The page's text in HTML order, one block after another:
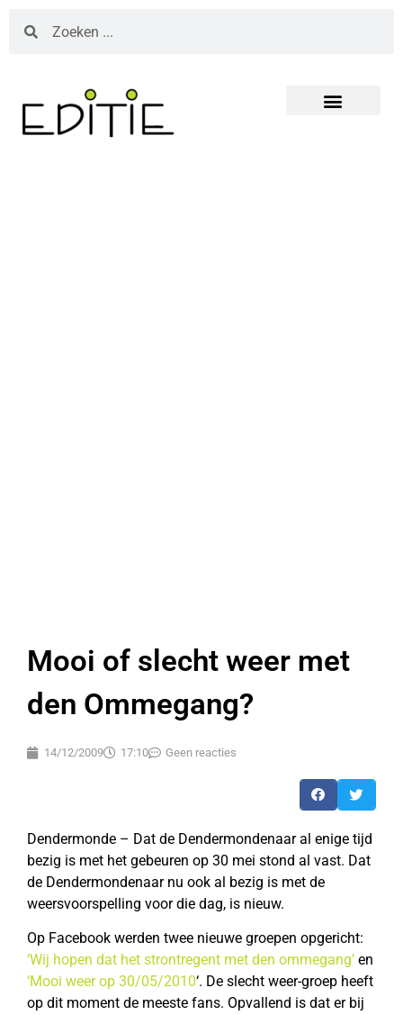
Mooi of slecht weer met
den Ommegang?
14/12/2009 17:10 Geen reacties
Dendermonde – Dat de Dendermondenaar al enige tijd
bezig is met het gebeuren op 30 mei stond al vast. Dat
de Dendermondenaar nu ook al bezig is met de
weersvoorspelling voor die dag, is nieuw.
Op Facebook werden twee nieuwe groepen opgericht:
‘Wij hopen dat het strontregent met den ommegang’ en
‘Mooi weer op 30/05/2010‘. De slecht weer-groep heeft
op dit moment de meeste fans. Opvallend is dat er bij